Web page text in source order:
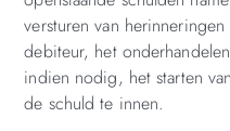
versturen van
debiteur, het
indien nodig, het starten
de schuld te innen.